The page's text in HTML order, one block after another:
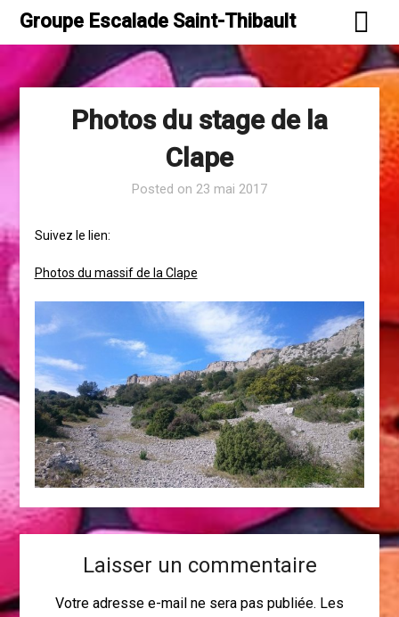
Skip
content
Groupe Escalade Saint-Thibault
Photos du stage de la
Clape
Posted on 23 mai 2017
Suivez le lien:
Photos du massif de la Clape
Laisser un commentaire
Votre adresse e-mail ne sera pas publiée. Les